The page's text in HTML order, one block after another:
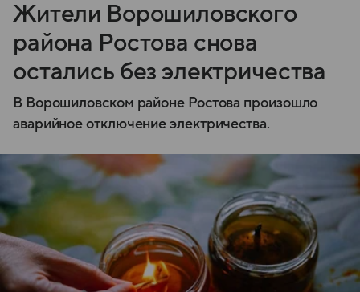
Жители Ворошиловского
района Ростова снова
остались без электричества
В Ворошиловском районе Ростова произошло
аварийное отключение электричества.